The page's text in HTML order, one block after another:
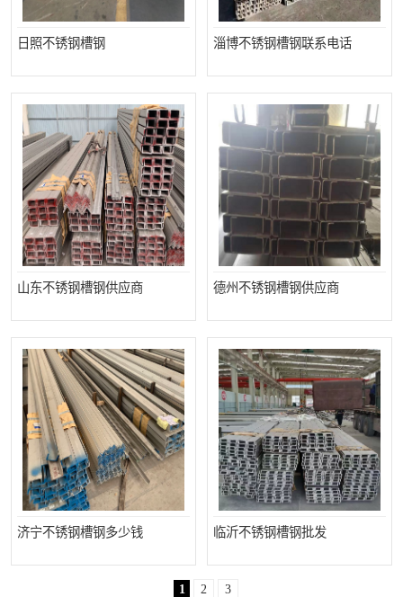
日照不锈钢槽钢 淄博不锈钢槽钢联系电话
山东不锈钢槽钢供应商 德州不锈钢槽钢供应商
济宁不锈钢槽钢多少钱 临沂不锈钢槽钢批发
1 2 3